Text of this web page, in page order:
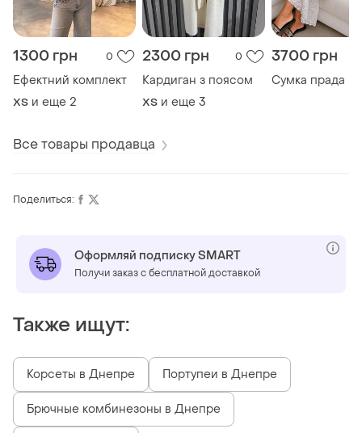
1300 грн 0
Ефектний комплект
ХS и еще 2
2300 грн 0
Кардиган з поясом
ХS и еще 3
3700 грн
Сумка прада
Все товары продавца
Поделиться:
Оформляй подписку SMART
Получи заказ с бесплатной доставкой
Также ищут:
Корсеты в Днепре Портупеи в Днепре
Брючные комбинезоны в Днепре